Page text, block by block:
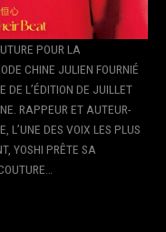
POUR LA
CHINE JULIEN FOURNIÉ
DE L’ÉDITION DE JUILLET
RAPPEUR ET AUTEUR-
L’UNE DES VOIX LES PLUS
YOSHI PRÊTE SA